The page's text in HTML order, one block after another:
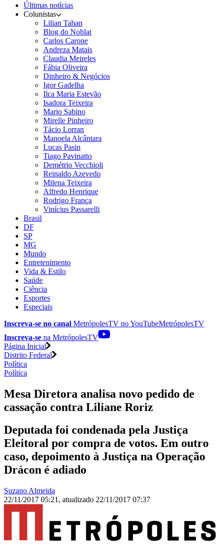
Últimas notícias
Colunistas
Lilian Tahan
Blog do Noblat
Carlos Carone
Andreza Matais
Claudia Meireles
Fábia Oliveira
Dinheiro & Negócios
Igor Gadelha
Ilca Maria Estevão
Isadora Teixeira
Mario Sabino
Mirelle Pinheiro
Tácio Lorran
Manoela Alcântara
Lucas Pasin
Tiago Pavinatto
Demétrio Vecchioli
Reinaldo Azevedo
Milena Teixeira
Alfredo Henrique
Rodrigo França
Vinícius Passarelli
Brasil
DF
SP
MG
Mundo
Entretenimento
Vida & Estilo
Saúde
Ciência
Esportes
Especiais
Inscreva-se no canal MetrópolesTV noYouTubeMetrópolesTV
Inscreva-se na MetrópolesTV
Página Inicial
Distrito Federal
Política
Política
Mesa Diretora analisa novo pedido de
cassação contra Liliane Roriz
Deputada foi condenada pela Justiça
Eleitoral por compra de votos. Em outro
caso, depoimento à Justiça na Operação
Drácon é adiado
Suzano Almeida
22/11/2017 05:21 , atualizado 22/11/2017 07:37